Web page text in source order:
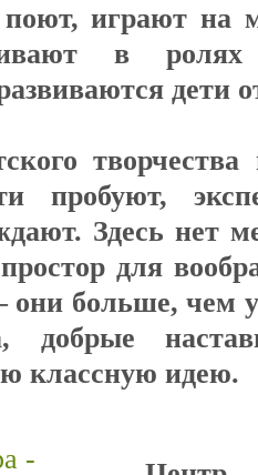
поют, играют на
в
дети
пробуют,
Здесь нет
для
они больше, чем
добрые
классную идею.